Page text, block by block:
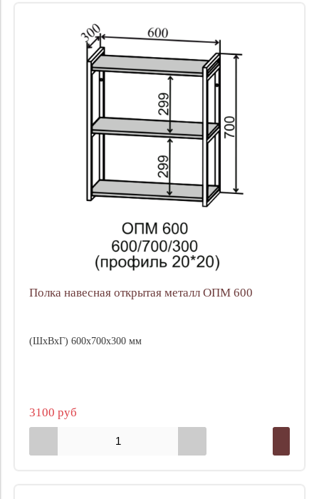
Полка навесная открытая металл ОПМ 600
(ШхВхГ) 600х700х300 мм
3100 руб